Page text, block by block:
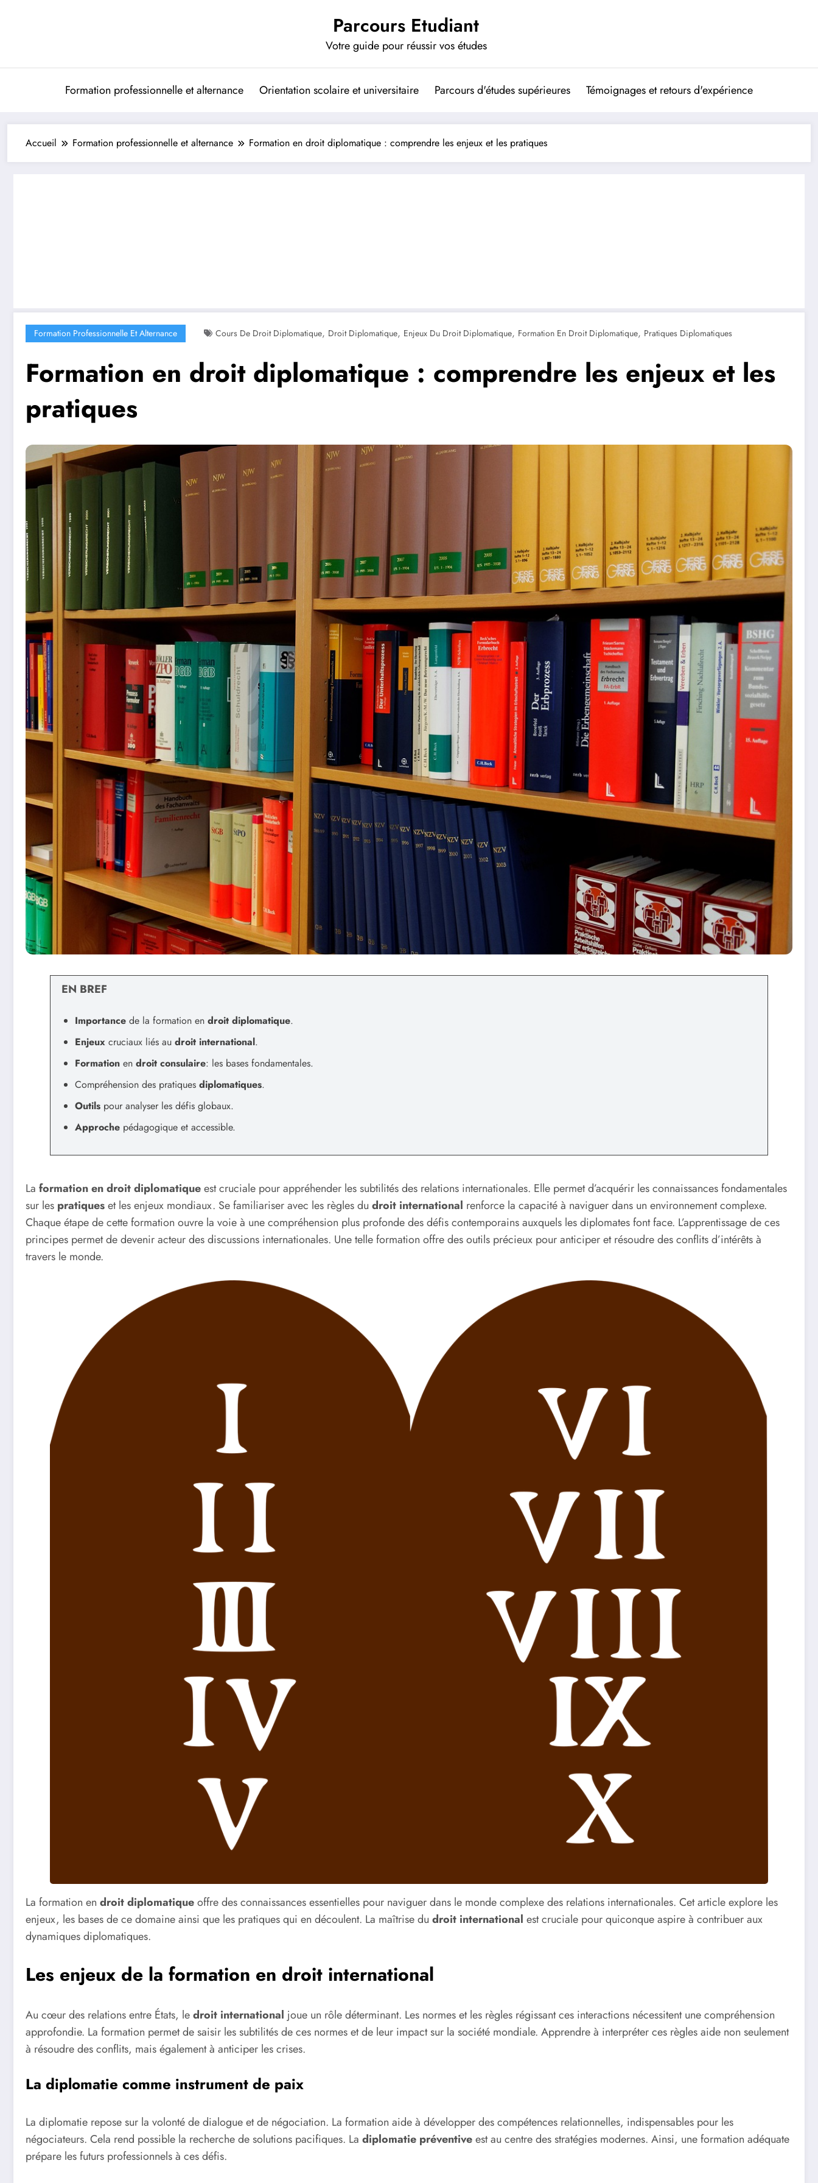
Parcours Etudiant
Votre guide pour réussir vos études
Formation professionnelle et alternance Orientation scolaire et universitaire Parcours d'études supérieures Témoignages et retours d'expérience
Accueil Formation professionnelle et alternance Formation en droit diplomatique : comprendre les enjeux et les pratiques
Formation Professionnelle Et Alternance Cours De Droit Diplomatique, Droit Diplomatique, Enjeux Du Droit Diplomatique, Formation En Droit Diplomatique, Pratiques Diplomatiques
Formation en droit diplomatique : comprendre les enjeux et les
pratiques
EN BREF
Importance de la formation en droit diplomatique.
Enjeux cruciaux liés au droit international.
Formation en droit consulaire: les bases fondamentales.
Compréhension des pratiques diplomatiques.
Outils pour analyser les défis globaux.
Approche pédagogique et accessible.
La formation en droit diplomatiqueest cruciale pour appréhender les subtilités des relations internationales. Elle permet d’acquérir les connaissances fondamentales
sur les pratiqueset les enjeux mondiaux. Se familiariser avec les règles du droit international renforce la capacité à naviguer dans un environnement complexe.
Chaque étape de cette formation ouvre la voie à une compréhension plus profonde des défis contemporains auxquels les diplomates font face. L’apprentissage de ces
principes permet de devenir acteur des discussions internationales. Une telle formation offre des outils précieux pour anticiper et résoudre des conflits d’intérêts à
travers le monde.
La formation en droit diplomatiqueoffre des connaissances essentielles pour naviguer dans le monde complexe des relations internationales. Cet article explore les
enjeux, les bases de ce domaine ainsi que les pratiques qui en découlent. La maîtrise du droit international est cruciale pour quiconque aspire à contribuer aux
dynamiques diplomatiques.
Les enjeux de la formation en droit international
Au cœur des relations entre États, ledroit international joue un rôle déterminant. Les normes et les règles régissant ces interactions nécessitent une compréhension
approfondie. La formation permet de saisir les subtilités de ces normes et de leur impact sur la société mondiale. Apprendre à interpréter ces règles aide non seulement
à résoudre des conflits, mais également à anticiper les crises.
La diplomatie comme instrument de paix
La diplomatie repose sur la volonté de dialogue et de négociation. La formation aide à développer des compétences relationnelles, indispensables pour les
négociateurs. Cela rend possible la recherche de solutions pacifiques. La diplomatie préventiveest au centre des stratégies modernes. Ainsi, une formation adéquate
prépare les futurs professionnels à ces défis.